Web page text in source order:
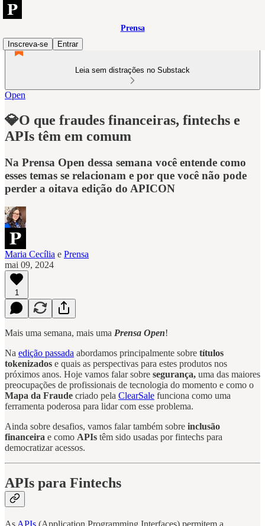
Prensa
Inscreva-se
Entrar
Leia sem distrações no Substack
Open
💎O que fraudes financeiras, fintechs e
APIs têm em comum
Na Prensa Open dessa semana você entende como
esses temas se relacionam e por que você não pode
perder a oitava edição do APICON
Maria Cecília e Prensa
mai 09, 2024
1
Mais uma semana, mais uma Prensa Open!
Na edição passada abordamos principalmente sobre títulos
tokenizados e quais as perspectivas para estes produtos nos
próximos anos. Hoje vamos falar sobre segurança, uma das maiores
preocupações de profissionais de tecnologia do momento e como o
Mapa da Fraude criado pela ClearSale funciona como uma
ferramenta poderosa para lidar com esse problema.
Ainda sobre desafios, vamos falar também sobre inclusão
financeira e como APIs têm sido usadas por fintechs para
democratizar acessos.
APIs para Fintechs